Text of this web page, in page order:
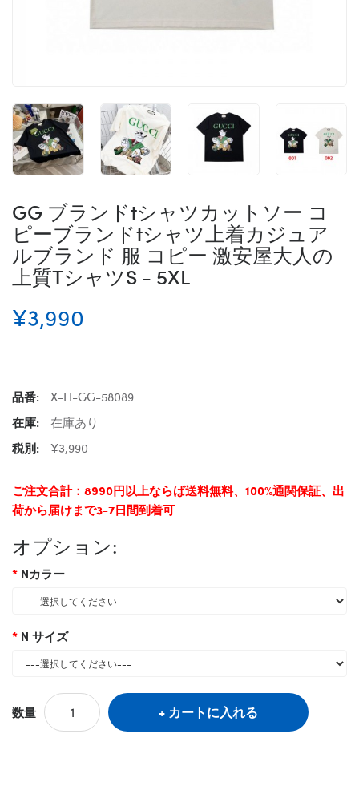
GG ブランドtシャツカットソー コ
ピーブランドtシャツ上着カジュア
ルブランド 服 コピー 激安屋大人の
上質TシャツS - 5XL
¥3,990
品番:
X-LI-GG-58089
在庫:
在庫あり
税別:
¥3,990
ご注文合計：8990円以上ならば送料無料、100%通関保証、出
荷から届けまで3-7日間到着可
オプション:
Nカラー
N サイズ
数量 カートに入れる